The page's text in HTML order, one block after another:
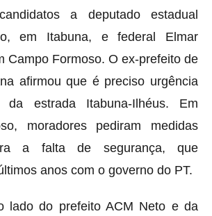
a deputado estadual
em Itabuna, e federal Elmar
Campo Formoso. O ex-prefeito de
afirmou que é preciso urgência
da estrada Itabuna-Ilhéus. Em
moradores pediram medidas
a falta de segurança, que
anos com o governo do PT.
lado do prefeito ACM Neto e da